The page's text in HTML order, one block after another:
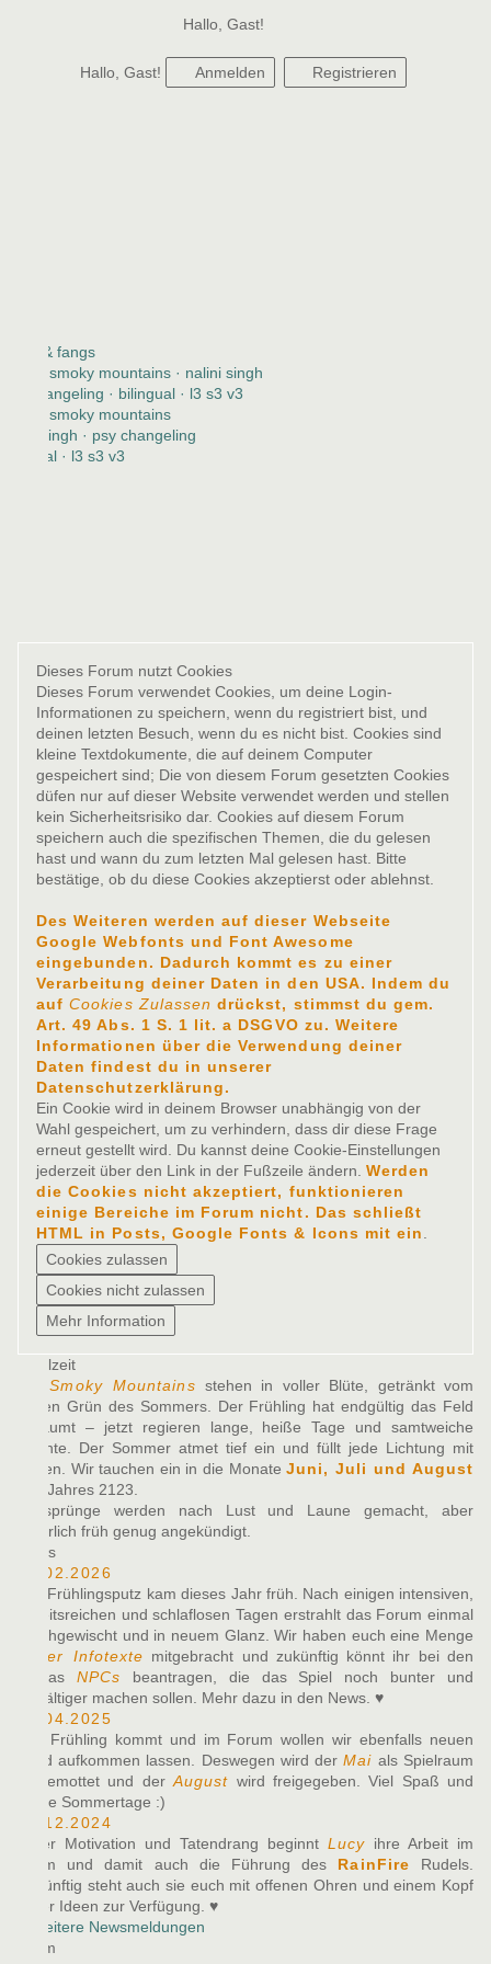
Hallo, Gast!
Hallo, Gast! Anmelden Registrieren
claws & fangs
2123 · smoky mountains · nalini singh
psy changeling · bilingual · l3 s3 v3
2123 · smoky mountains
nalini singh · psy changeling
bilingual · l3 s3 v3
Dieses Forum nutzt Cookies
Dieses Forum verwendet Cookies, um deine Login-
Informationen zu speichern, wenn du registriert bist, und
deinen letzten Besuch, wenn du es nicht bist. Cookies sind
kleine Textdokumente, die auf deinem Computer
gespeichert sind; Die von diesem Forum gesetzten Cookies
düfen nur auf dieser Website verwendet werden und stellen
kein Sicherheitsrisiko dar. Cookies auf diesem Forum
speichern auch die spezifischen Themen, die du gelesen
hast und wann du zum letzten Mal gelesen hast. Bitte
bestätige, ob du diese Cookies akzeptierst oder ablehnst.
Des Weiteren werden auf dieser Webseite
Google Webfonts und Font Awesome
eingebunden. Dadurch kommt es zu einer
Verarbeitung deiner Daten in den USA. Indem du
aufCookies Zulassen drückst, stimmst du gem.
Art. 49 Abs. 1 S. 1 lit. a DSGVO zu. Weitere
Informationen über die Verwendung deiner
Daten findest du in unserer
Datenschutzerklärung.
Ein Cookie wird in deinem Browser unabhängig von der
Wahl gespeichert, um zu verhindern, dass dir diese Frage
erneut gestellt wird. Du kannst deine Cookie-Einstellungen
jederzeit über den Link in der Fußzeile ändern. Werden
die Cookies nicht akzeptiert, funktionieren
einige Bereiche im Forum nicht. Das schließt
HTML in Posts, Google Fonts & Icons mit ein
Spielzeit
DieSmoky Mountains stehen in voller Blüte, getränkt vom
satten Grün des Sommers. Der Frühling hat endgültig das Feld
geräumt – jetzt regieren lange, heiße Tage und samtweiche
Nächte. Der Sommer atmet tief ein und füllt jede Lichtung mit
Leben. Wir tauchen ein in die MonateJuni, Juli und August
des Jahres 2123.
Zeitsprünge werden nach Lust und Laune gemacht, aber
natürlich früh genug angekündigt.
News
10.02.2026
Der Frühlingsputz kam dieses Jahr früh. Nach einigen intensiven,
arbeitsreichen und schlaflosen Tagen erstrahlt das Forum einmal
durchgewischt und in neuem Glanz. Wir haben euch eine Menge
neuer Infotexte mitgebracht und zukünftig könnt ihr bei den
Alphas NPCs beantragen, die das Spiel noch bunter und
vielfältiger machen sollen. Mehr dazu in den News. ♥
27.04.2025
Der Frühling kommt und im Forum wollen wir ebenfalls neuen
Wind aufkommen lassen. Deswegen wird derMai als Spielraum
eingemottet und derAugust wird freigegeben. Viel Spaß und
heiße Sommertage :)
07.12.2024
Voller Motivation und Tatendrang beginnt Lucy ihre Arbeit im
Team und damit auch die Führung des RainFire Rudels.
Zukünftig steht auch sie euch mit offenen Ohren und einem Kopf
voller Ideen zur Verfügung. ♥
» Weitere Newsmeldungen
Team